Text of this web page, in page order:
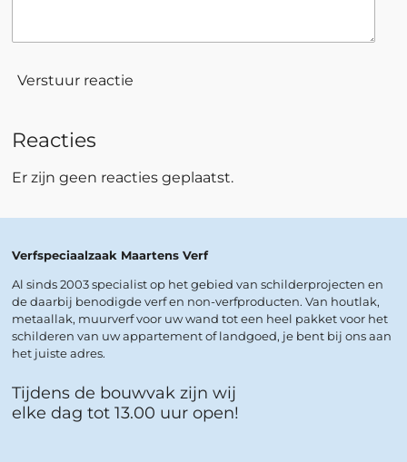
Verstuur reactie
Reacties
Er zijn geen reacties geplaatst.
Verfspeciaalzaak Maartens Verf
Al sinds 2003 specialist op het gebied van schilderprojecten en
de daarbij benodigde verf en non-verfproducten. Van houtlak,
metaallak, muurverf voor uw wand tot een heel pakket voor het
schilderen van uw appartement of landgoed, je bent bij ons aan
het juiste adres.
Tijdens de bouwvak zijn wij
elke dag tot 13.00 uur open!